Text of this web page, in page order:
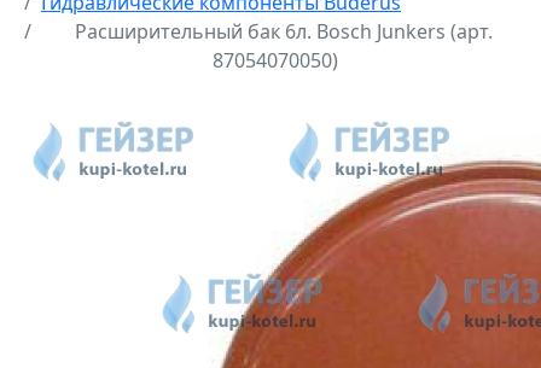
Расширительный бак 6л. Bosch Junkers (арт.
87054070050)